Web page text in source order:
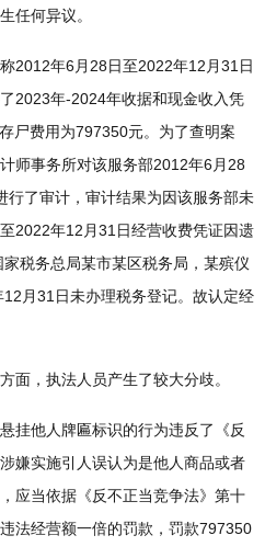
任何异议。
年6月28日至2022年12月31日
2023年-2024年收据和现金收入凭
尸费用为797350元。为了查明案
师事务所对该服务部2012年6月28
行了审计，审计结果为因该服务部未
2022年12月31日经营收费凭证因遗
税务总局某市某区税务局，某殡仪
月31日未办理税务登记。故认定经
，执法人员产生了较大分歧。
他人牌匾标识的行为违反了《反
嫌实施引人误认为是他人商品或者
应当依据《反不正当竞争法》第十
法经营额一倍的罚款，罚款797350